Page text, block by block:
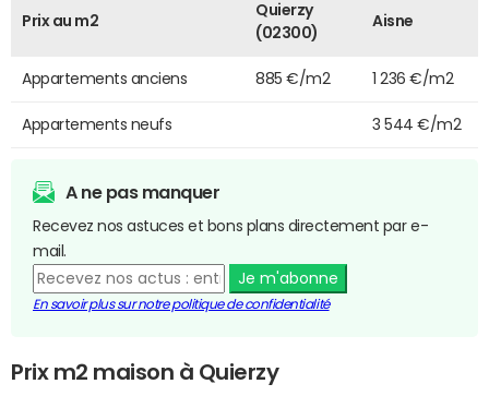
Prix au m2
Quierzy
(02300)
Aisne
Appartements anciens 885 €/m2 1 236 €/m2
Appartements neufs 3 544 €/m2
A ne pas manquer
Recevez nos astuces et bons plans directement par e-
mail.
Je m'abonne
En savoir plus sur notre politique de confidentialité
Prix m2 maison à Quierzy